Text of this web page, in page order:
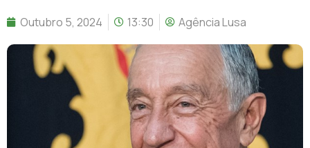
Outubro 5, 2024 13:30 Agência Lusa